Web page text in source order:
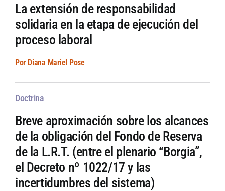
La extensión de responsabilidad
solidaria en la etapa de ejecución del
proceso laboral
Por Diana Mariel Pose
Doctrina
Breve aproximación sobre los alcances
de la obligación del Fondo de Reserva
de la L.R.T. (entre el plenario “Borgia”,
el Decreto nº 1022/17 y las
incertidumbres del sistema)